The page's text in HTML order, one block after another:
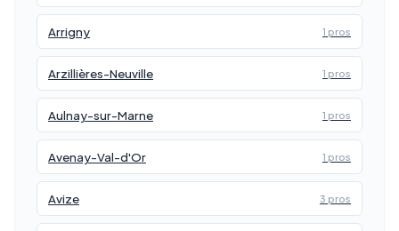
Arrigny 1 pros
Arzillières-Neuville 1 pros
Aulnay-sur-Marne 1 pros
Avenay-Val-d'Or 1 pros
Avize 3 pros